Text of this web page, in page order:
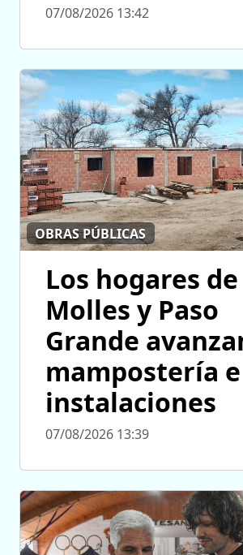
07/08/2026 13:42
OBRAS PÚBLICAS
Los hogares
Molles y Paso
Grande
mampostería e
instalaciones
07/08/2026 13:39